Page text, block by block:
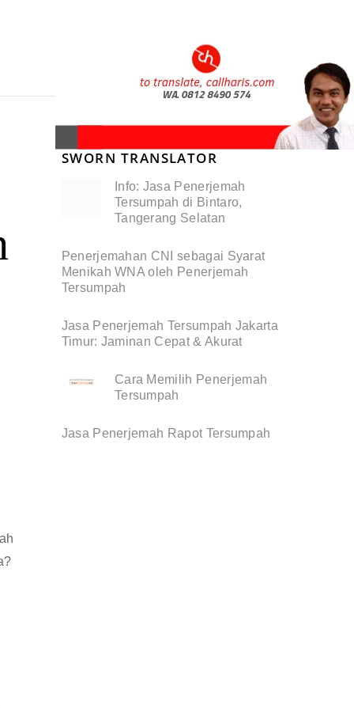
SWORN TRANSLATOR
Info: Jasa Penerjemah
Tersumpah di Bintaro,
Tangerang Selatan
Penerjemahan CNI sebagai Syarat
Menikah WNA oleh Penerjemah
Tersumpah
Jasa Penerjemah Tersumpah Jakarta
Timur: Jaminan Cepat & Akurat
Cara Memilih Penerjemah
Tersumpah
Jasa Penerjemah Rapot Tersumpah